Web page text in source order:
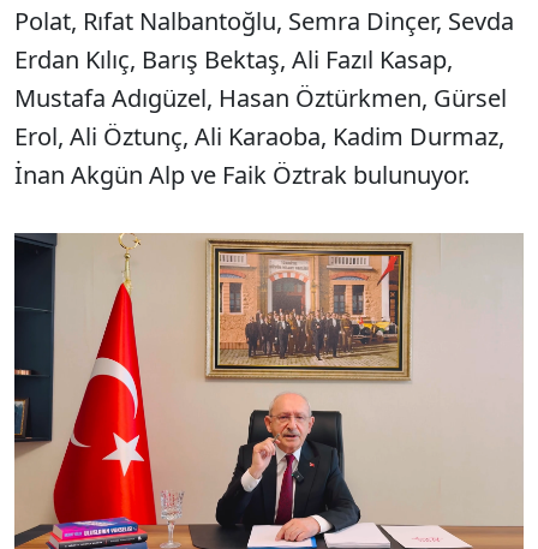
Polat, Rıfat Nalbantoğlu, Semra Dinçer, Sevda
Erdan Kılıç, Barış Bektaş, Ali Fazıl Kasap,
Mustafa Adıgüzel, Hasan Öztürkmen, Gürsel
Erol, Ali Öztunç, Ali Karaoba, Kadim Durmaz,
İnan Akgün Alp ve Faik Öztrak bulunuyor.